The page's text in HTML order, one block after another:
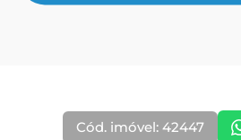
Cód. imóvel: 42447